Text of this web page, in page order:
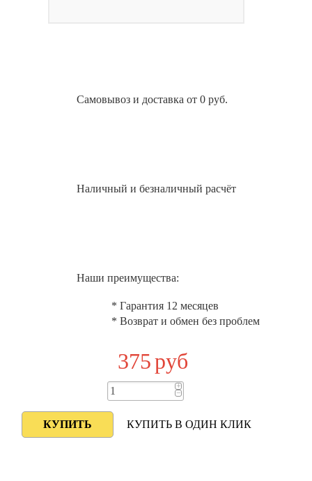
Самовывоз и доставка от 0 руб.
Наличный и безналичный расчёт
Наши преимущества:
* Гарантия 12 месяцев
* Возврат и обмен без проблем
375руб
+
−
КУПИТЬ В ОДИН КЛИК